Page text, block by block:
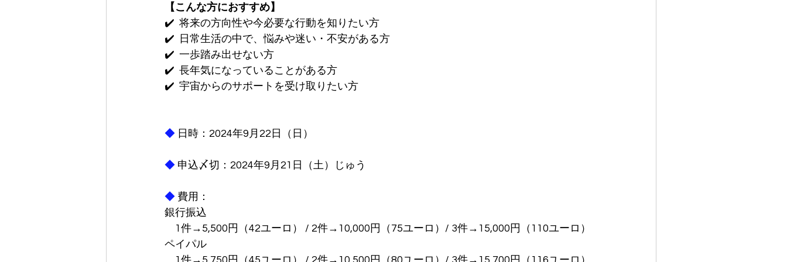
【こんな方におすすめ】
✔️  将来の方向性や今必要な行動を知りたい方
✔️  日常生活の中で、悩みや迷い・不安がある方
✔️  一歩踏み出せない方
✔️  長年気になっていることがある方
✔️  宇宙からのサポートを受け取りたい方
◆ 日時：2024年9月22日（日）
◆ 申込〆切：2024年9月21日（土）じゅう
◆ 費用：
銀行振込
1件→5,500円（42ユーロ） / 2件→10,000円（75ユーロ）/ 3件→15,000円（110ユーロ）
ペイパル